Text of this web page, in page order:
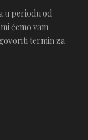
u periodu od
ćemo vam
termin za